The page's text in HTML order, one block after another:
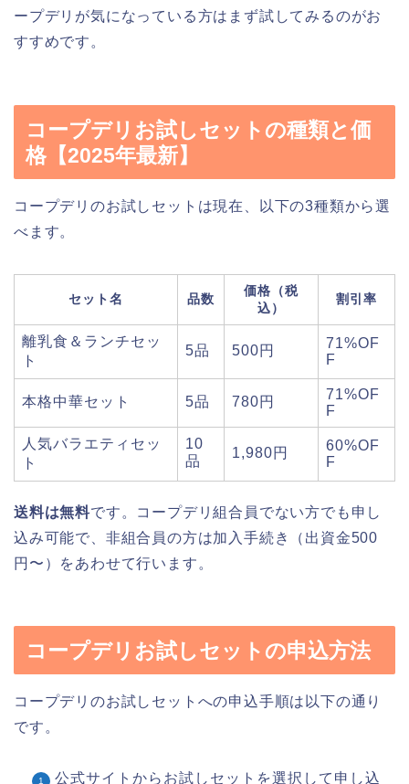
ープデリが気になっている方はまず試してみるのがお
すすめです。
コープデリお試しセットの種類と価
格【2025年最新】
コープデリのお試しセットは現在、以下の3種類から選
べます。
セット名 品数
価格（税
込）
割引率
離乳食＆ランチセッ
ト
5品 500円
71%OF
F
本格中華セット 5品 780円
71%OF
F
人気バラエティセッ
ト
10
品
1,980円
60%OF
F
送料は無料です。コープデリ組合員でない方でも申し
込み可能で、非組合員の方は加入手続き（出資金500
円〜）をあわせて行います。
コープデリお試しセットの申込方法
コープデリのお試しセットへの申込手順は以下の通り
です。
公式サイトからお試しセットを選択して申し込